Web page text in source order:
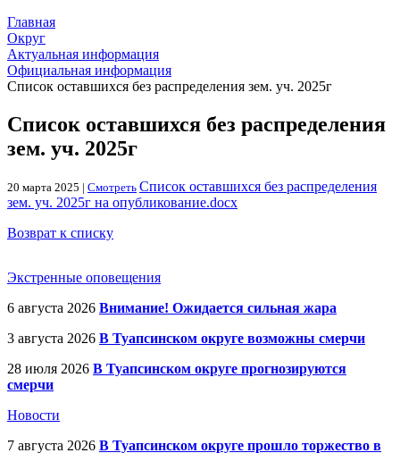
Главная
Округ
Актуальная информация
Официальная информация
Список оставшихся без распределения зем. уч. 2025г
Список оставшихся без распределения
зем. уч. 2025г
20 марта 2025 | Смотреть Список оставшихся без распределения
зем. уч. 2025г на опубликование.docx
Возврат к списку
Экстренные оповещения
6 августа 2026 Внимание! Ожидается сильная жара
3 августа 2026 В Туапсинском округе возможны смерчи
28 июля 2026 В Туапсинском округе прогнозируются
смерчи
Новости
7 августа 2026 В Туапсинском округе прошло торжество в